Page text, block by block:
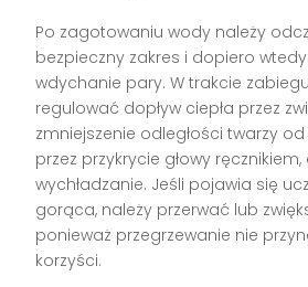
Po zagotowaniu wody należy
bezpieczny zakres i dopiero
wdychanie pary. W trakcie
regulować dopływ ciepła przez
zmniejszenie odległości twarzy
przez przykrycie głowy
wychładzanie. Jeśli pojawia się
gorąca, należy przerwać lub
ponieważ przegrzewanie nie
korzyści.